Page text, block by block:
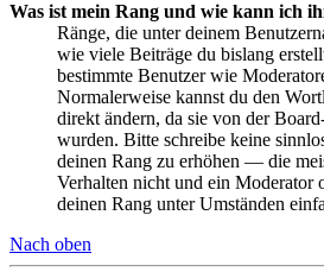
Was ist mein Rang und wie kann ich
Ränge, die unter deinem
wie viele Beiträge du bislang
bestimmte Benutzer wie
Normalerweise kannst du den
direkt ändern, da sie von der
wurden. Bitte schreibe keine
deinen Rang zu erhöhen — die
Verhalten nicht und ein Moderator
deinen Rang unter Umständen
Nach oben